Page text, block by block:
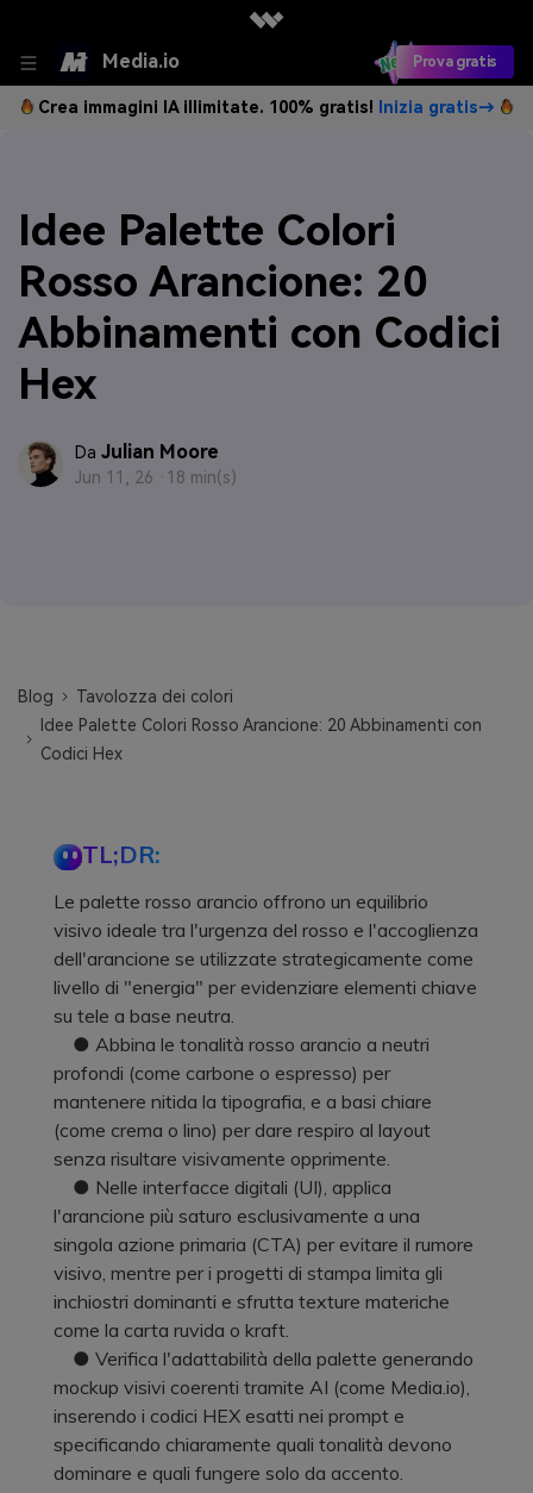
Media.io Prova gratis
Crea immagini IA illimitate. 100% gratis! Inizia gratis→
Idee Palette Colori
Rosso Arancione: 20
Abbinamenti con Codici
Hex
Da Julian Moore
Jun 11, 26 · 18 min(s)
Blog
Tavolozza dei colori
Idee Palette Colori Rosso Arancione: 20 Abbinamenti con
Codici Hex
TL;DR:
Le palette rosso arancio offrono un equilibrio
visivo ideale tra l'urgenza del rosso e l'accoglienza
dell'arancione se utilizzate strategicamente come
livello di "energia" per evidenziare elementi chiave
su tele a base neutra.
● Abbina le tonalità rosso arancio a neutri
profondi (come carbone o espresso) per
mantenere nitida la tipografia, e a basi chiare
(come crema o lino) per dare respiro al layout
senza risultare visivamente opprimente.
● Nelle interfacce digitali (UI), applica
l'arancione più saturo esclusivamente a una
singola azione primaria (CTA) per evitare il rumore
visivo, mentre per i progetti di stampa limita gli
inchiostri dominanti e sfrutta texture materiche
come la carta ruvida o kraft.
● Verifica l'adattabilità della palette generando
mockup visivi coerenti tramite AI (come Media.io),
inserendo i codici HEX esatti nei prompt e
specificando chiaramente quali tonalità devono
dominare e quali fungere solo da accento.